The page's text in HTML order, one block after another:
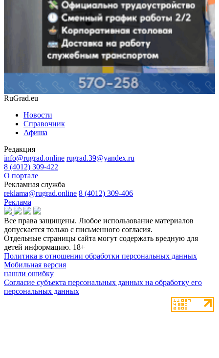
RuGrad.eu
Новости
Справочник
Афиша
Редакция
info@rugrad.online rugrad.39@yandex.ru
8 (4012) 309-422
О портале
Рекламная служба
reklama@rugrad.online 8 (4012) 309-406
Реклама
Все права защищены. Любое использование материалов
допускается только с письменного согласия.
Отдельные страницы сайта могут содержать вредную для
детей информацию. 18+
Политика в отношении обработки персональных данных
Мобильная версия
нашли ошибку
Согласие субъекта персональных данных на обработку его
персональных данных